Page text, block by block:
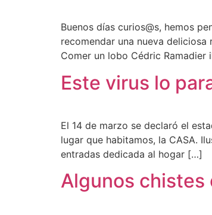
Buenos días curios@s, hemos
recomendar una nueva
Comer un lobo Cédric
Este virus lo
El 14 de marzo se declaró el
lugar que habitamos, la CASA.
entradas dedicada al hogar […]
Algunos chistes